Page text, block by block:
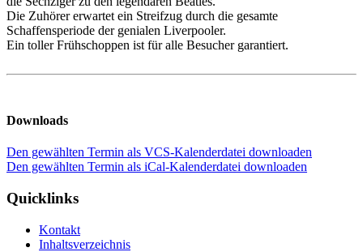
Die Zuhörer erwartet ein Streifzug durch die gesamte
Schaffensperiode der genialen Liverpooler.
Ein toller Frühschoppen ist für alle Besucher garantiert.
Downloads
Den gewählten Termin als VCS-Kalenderdatei downloaden
Den gewählten Termin als iCal-Kalenderdatei downloaden
Quicklinks
Kontakt
Inhaltsverzeichnis